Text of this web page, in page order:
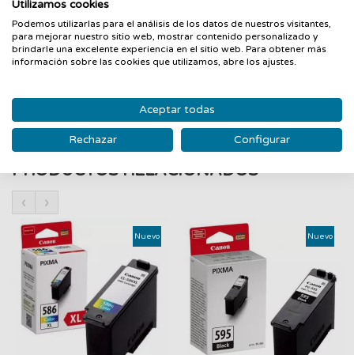
Color del cartucho: Magenta
Tipo de consumible: Tinta
Capacidad: 13 ml
Reemplazable para las impresoras: Epson [R240 / RX420 /
PRODUCTOS RELACIONADOS
‹ ›
Nuevo Nuevo
Utilizamos cookies
Podemos utilizarlas para el análisis de los datos de nuestros visitantes,
para mejorar nuestro sitio web, mostrar contenido personalizado y
brindarle una excelente experiencia en el sitio web. Para obtener más
información sobre las cookies que utilizamos, abre los ajustes.
Aceptar todas
Rechazar Configurar